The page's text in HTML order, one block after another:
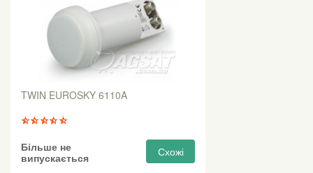
TWIN EUROSKY 6110A
Більше не
випускається
Схожі